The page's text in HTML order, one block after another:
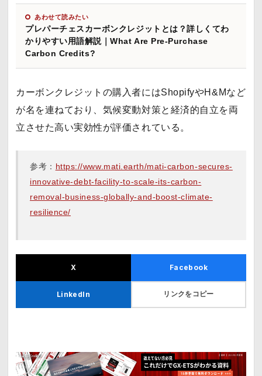
あわせて読みたい
プレパーチェスカーボンクレジットとは？詳しくてわ
かりやすい用語解説｜What Are Pre-Purchase
Carbon Credits?
カーボンクレジットの購入者にはShopifyやH&Mなど
が名を連ねており、気候変動対策と経済的自立を両
立させた高い実効性が評価されている。
参考： https://www.mati.earth/mati-carbon-secures-
innovative-debt-facility-to-scale-its-carbon-
removal-business-globally-and-boost-climate-
resilience/
X Facebook
LinkedIn リンクをコピー